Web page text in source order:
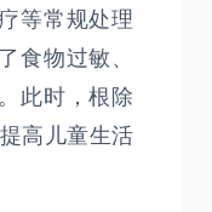
等常规处理
食物过敏、
此时，根除
高儿童生活